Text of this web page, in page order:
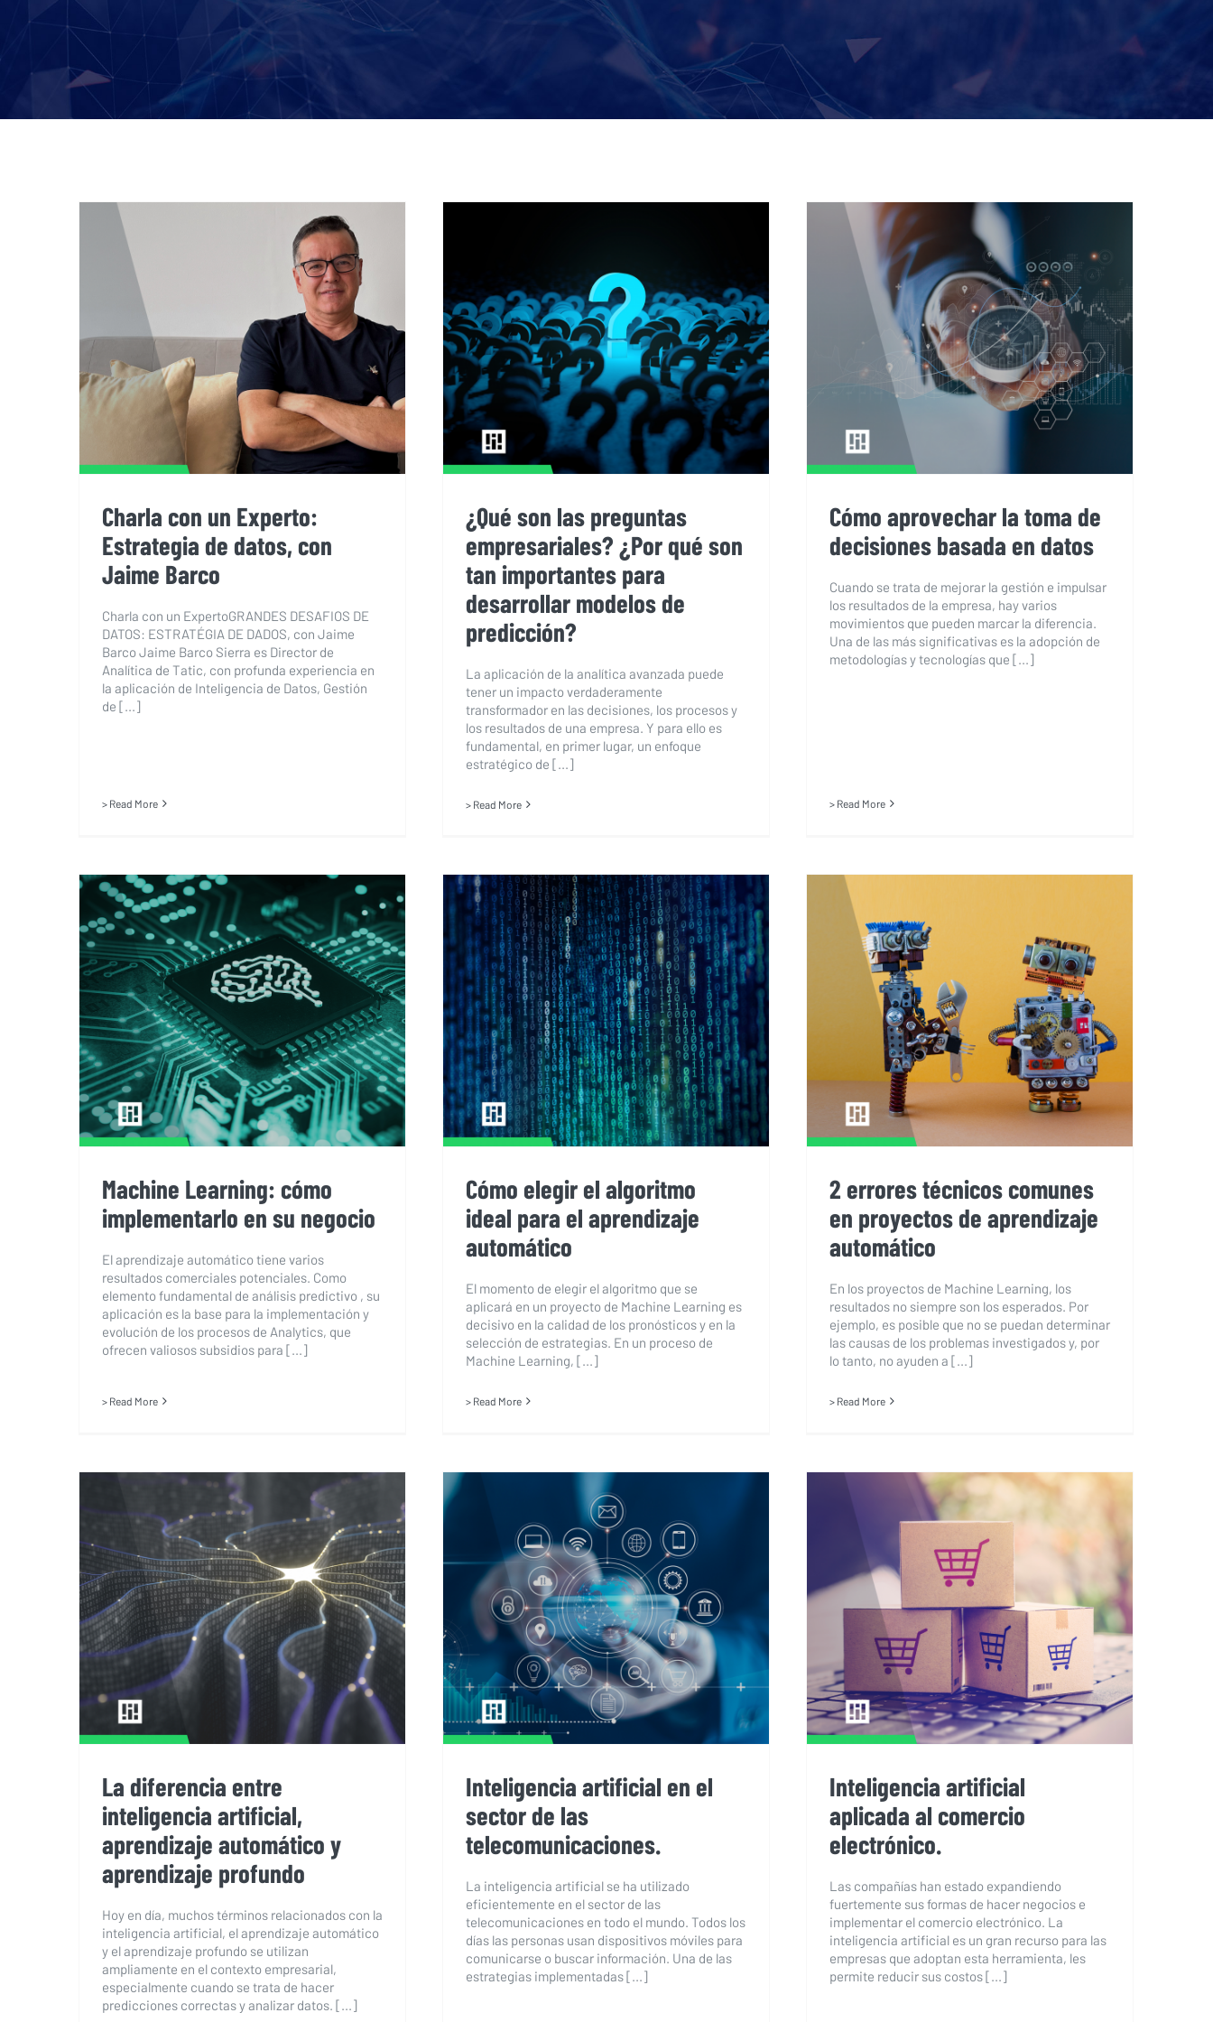
Charla con un Experto:
Estrategia de datos, con Jaime
Barco
Charla con un Experto:
Estrategia de datos, con
Jaime Barco
Charla con un ExpertoGRANDES DESAFIOS DE
DATOS: ESTRATÉGIA DE DADOS, con Jaime
Barco Jaime Barco Sierra es Director de
Analítica de Tatic, con profunda experiencia en
la aplicación de Inteligencia de Datos, Gestión
de [...]
> Read More
¿Qué son las preguntas
empresariales? ¿Por qué son
tan importantes para desarrollar
modelos de predicción?
¿Qué son las preguntas
empresariales? ¿Por qué son
tan importantes para
desarrollar modelos de
predicción?
La aplicación de la analítica avanzada puede
tener un impacto verdaderamente
transformador en las decisiones, los procesos y
los resultados de una empresa. Y para ello es
fundamental, en primer lugar, un enfoque
estratégico de [...]
> Read More
Cómo aprovechar la toma de
decisiones basada en datos
Cómo aprovechar la toma de
decisiones basada en datos
Cuando se trata de mejorar la gestión e impulsar
los resultados de la empresa, hay varios
movimientos que pueden marcar la diferencia.
Una de las más significativas es la adopción de
metodologías y tecnologías que [...]
> Read More
Machine Learning: cómo
implementarlo en su negocio
Machine Learning: cómo
implementarlo en su negocio
El aprendizaje automático tiene varios
resultados comerciales potenciales. Como
elemento fundamental de análisis predictivo , su
aplicación es la base para la implementación y
evolución de los procesos de Analytics, que
ofrecen valiosos subsidios para [...]
> Read More
Cómo elegir el algoritmo ideal
para el aprendizaje automático
Cómo elegir el algoritmo
ideal para el aprendizaje
automático
El momento de elegir el algoritmo que se
aplicará en un proyecto de Machine Learning es
decisivo en la calidad de los pronósticos y en la
selección de estrategias. En un proceso de
Machine Learning, [...]
> Read More
2 errores técnicos comunes en
proyectos de aprendizaje
automático
2 errores técnicos comunes
en proyectos de aprendizaje
automático
En los proyectos de Machine Learning, los
resultados no siempre son los esperados. Por
ejemplo, es posible que no se puedan determinar
las causas de los problemas investigados y, por
lo tanto, no ayuden a [...]
> Read More
La diferencia entre inteligencia
artificial, aprendizaje
automático y aprendizaje
profundo
La diferencia entre
inteligencia artificial,
aprendizaje automático y
aprendizaje profundo
Hoy en día, muchos términos relacionados con la
inteligencia artificial, el aprendizaje automático
y el aprendizaje profundo se utilizan
ampliamente en el contexto empresarial,
especialmente cuando se trata de hacer
predicciones correctas y analizar datos. [...]
Inteligencia artificial en el
sector de las
telecomunicaciones.
Inteligencia artificial en el
sector de las
telecomunicaciones.
La inteligencia artificial se ha utilizado
eficientemente en el sector de las
telecomunicaciones en todo el mundo. Todos los
días las personas usan dispositivos móviles para
comunicarse o buscar información. Una de las
estrategias implementadas [...]
Inteligencia artificial aplicada al
comercio electrónico.
Inteligencia artificial
aplicada al comercio
electrónico.
Las compañías han estado expandiendo
fuertemente sus formas de hacer negocios e
implementar el comercio electrónico. La
inteligencia artificial es un gran recurso para las
empresas que adoptan esta herramienta, les
permite reducir sus costos [...]